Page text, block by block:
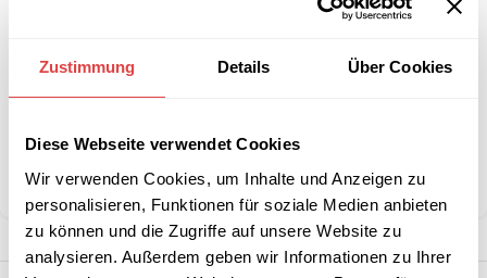
Zustimmung Details Über Cookies
Diese Webseite verwendet Cookies
Wir verwenden Cookies, um Inhalte und Anzeigen zu
personalisieren, Funktionen für soziale Medien anbieten
zu können und die Zugriffe auf unsere Website zu
analysieren. Außerdem geben wir Informationen zu Ihrer
Stückzahlen?
Kategorie: Schulmöbel
Teilen: